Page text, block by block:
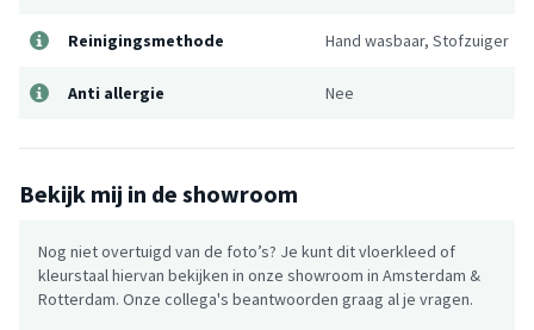
Reinigingsmethode Hand wasbaar, Stofzuiger
Anti allergie Nee
Bekijk mij in de showroom
Nog niet overtuigd van de foto’s? Je kunt dit vloerkleed of
kleurstaal hiervan bekijken in onze showroom in Amsterdam &
Rotterdam. Onze collega's beantwoorden graag al je vragen.